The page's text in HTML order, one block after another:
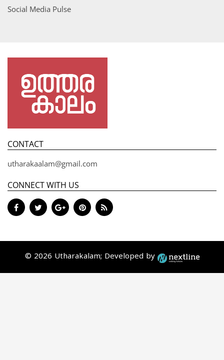
Social Media Pulse
CONTACT
utharakaalam@gmail.com
CONNECT WITH US
© 2026 Utharakalam; Developed by